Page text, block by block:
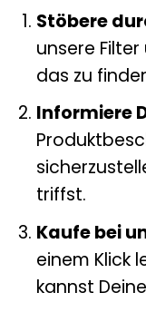
Stöbere
unsere
das zu
Informiere
triffst.
Kaufe bei
einem Klick
kannst